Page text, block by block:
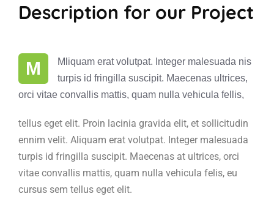
Description for our Project
M
Mliquam erat volutpat. Integer malesuada nis
turpis id fringilla suscipit. Maecenas ultrices,
orci vitae convallis mattis, quam nulla vehicula fellis,
tellus eget elit. Proin lacinia gravida elit, et sollicitudin
ennim velit. Aliquam erat volutpat. Integer malesuada
turpis id fringilla suscipit. Maecenas at ultrices, orci
vitae convallis mattis, quam nulla vehicula felis, eu
cursus sem tellus eget elit.